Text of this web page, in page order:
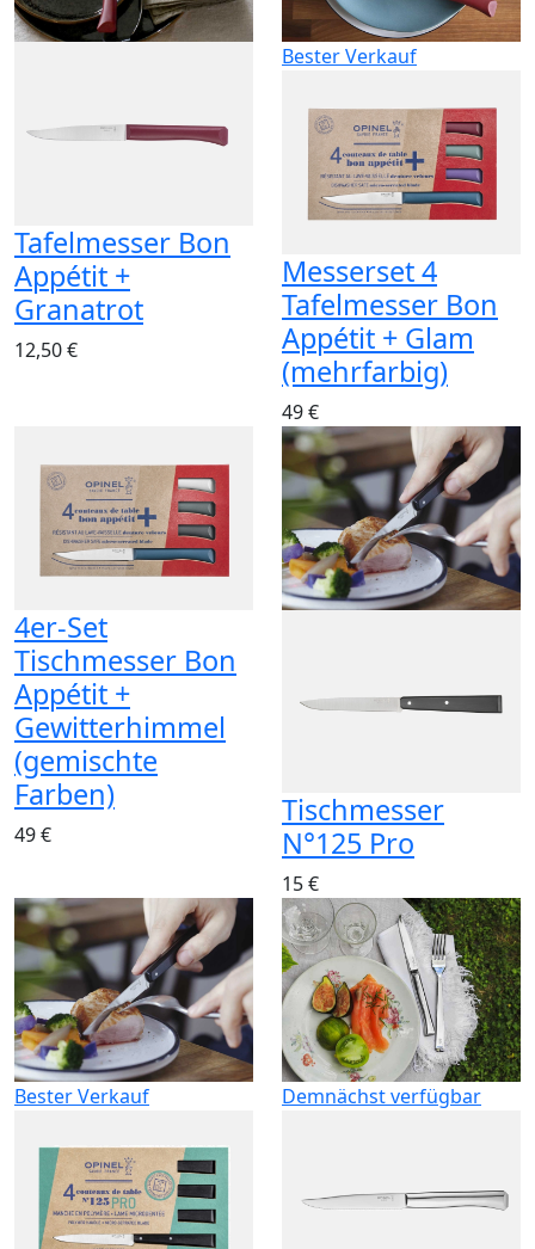
Tafelmesser Bon
Appétit +
Granatrot
12,50 €
Bester Verkauf
Messerset 4
Tafelmesser Bon
Appétit + Glam
(mehrfarbig)
49 €
4er-Set
Tischmesser Bon
Appétit +
Gewitterhimmel
(gemischte
Farben)
49 €
Tischmesser
N°125 Pro
15 €
Bester Verkauf Demnächst verfügbar